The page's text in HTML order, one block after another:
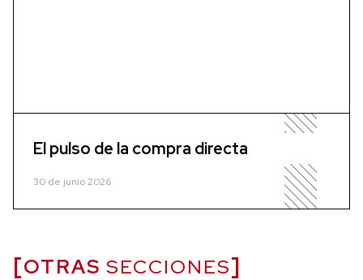
El pulso de la compra directa
30 de junio 2026
OTRAS SECCIONES